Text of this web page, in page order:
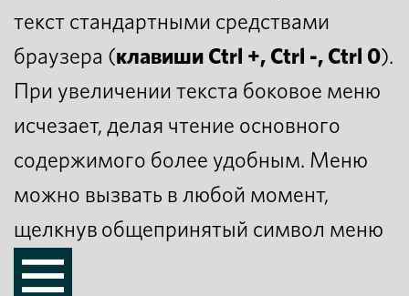
текст стандартными средствами
браузера (клавиши Ctrl +, Ctrl -, Ctrl 0).
При увеличении текста боковое меню
исчезает, делая чтение основного
содержимого более удобным. Меню
можно вызвать в любой момент,
щелкнув общепринятый символ меню